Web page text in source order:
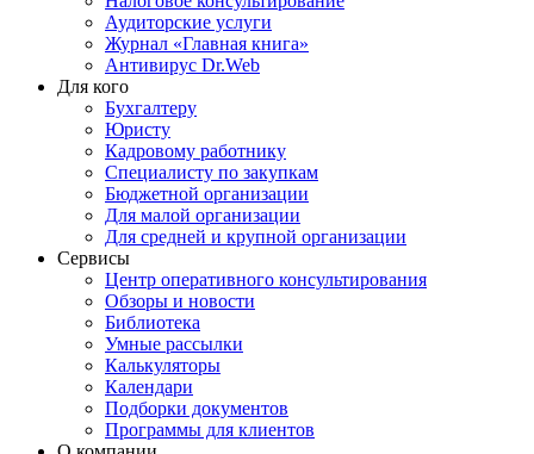
Аудиторские услуги
Журнал «Главная книга»
Антивирус Dr.Web
Для кого
Бухгалтеру
Юристу
Кадровому работнику
Специалисту по закупкам
Бюджетной организации
Для малой организации
Для средней и крупной организации
Сервисы
Центр оперативного консультирования
Обзоры и новости
Библиотека
Умные рассылки
Калькуляторы
Календари
Подборки документов
Программы для клиентов